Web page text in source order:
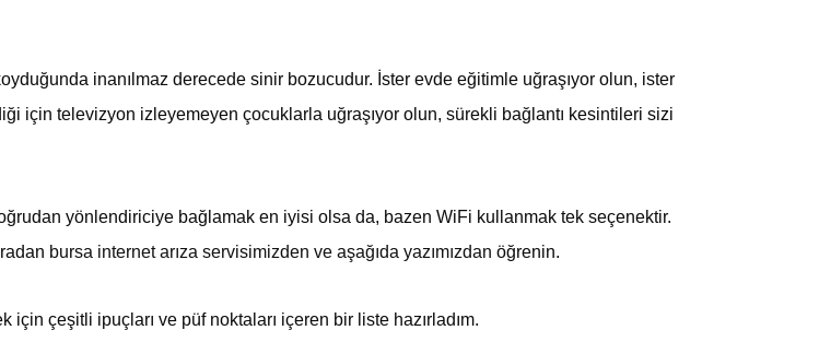
inanılmaz derecede sinir bozucudur. İster evde eğitimle uğraşıyor olun, ister
için televizyon izleyemeyen çocuklarla uğraşıyor olun, sürekli bağlantı kesintileri sizi
yönlendiriciye bağlamak en iyisi olsa da, bazen WiFi kullanmak tek seçenektir.
bursa internet arıza servisimizden ve aşağıda yazımızdan öğrenin.
çeşitli ipuçları ve püf noktaları içeren bir liste hazırladım.